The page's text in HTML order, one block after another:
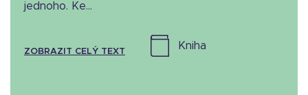
jednoho. Ke...
ZOBRAZIT CELÝ TEXT
kniha